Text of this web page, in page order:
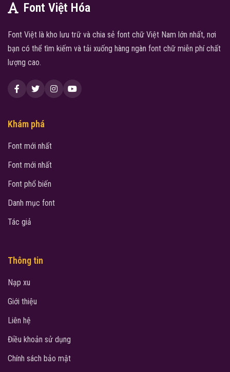
Font Việt Hóa
Font Việt là kho lưu trữ và chia sẻ font chữ Việt Nam lớn nhất, nơi
bạn có thể tìm kiếm và tải xuống hàng ngàn font chữ miễn phí chất
lượng cao.
Khám phá
Font mới nhất
Font mới nhất
Font phổ biến
Danh mục font
Tác giả
Thông tin
Nạp xu
Giới thiệu
Liên hệ
Điều khoản sử dụng
Chính sách bảo mật